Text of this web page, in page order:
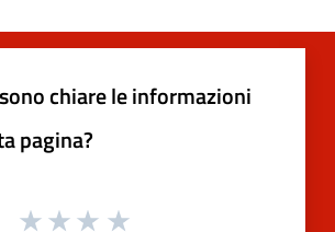
chiare le informazioni
pagina?